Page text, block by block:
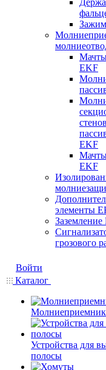
EKF
EKF
EKF
элементы
Заземление
грозового
Войти
Каталог
Устройства для
полосы